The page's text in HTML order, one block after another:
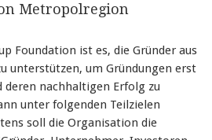
Metropolregion
Foundation ist es, die Gründer aus
unterstützen, um Gründungen erst
deren nachhaltigen Erfolg zu
unter folgenden Teilzielen
soll die Organisation die